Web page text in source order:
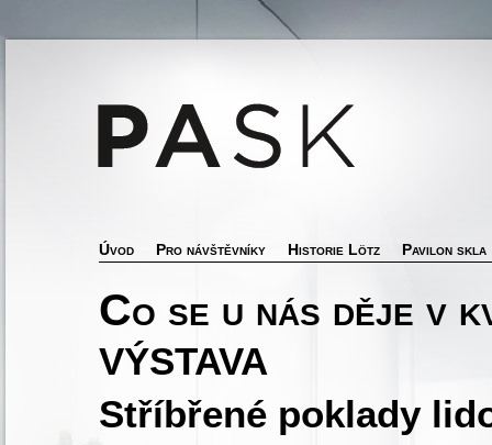
Úvod Pro návštěvníky Historie Lötz Pavilon skla
Co se u nás děje v
VÝSTAVA
Stříbřené poklady